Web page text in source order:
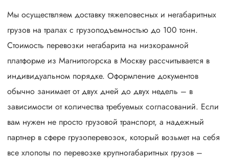
Мы осуществляем доставку тяжеловесных и негабаритных
грузов на тралах с грузоподъемностью до 100 тонн.
Стоимость перевозки негабарита на низкорамной
платформе из Магнитогорска в Москву рассчитывается в
индивидуальном порядке. Оформление документов
обычно занимает от двух дней до двух недель – в
зависимости от количества требуемых согласований. Если
вам нужен не просто грузовой транспорт, а надежный
партнер в сфере грузоперевозок, который возьмет на себя
все хлопоты по перевозке крупногабаритных грузов –